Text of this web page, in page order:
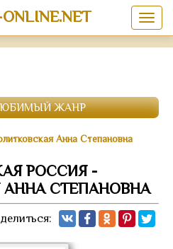
ЖАНР
Анна Степановна
РОССИЯ -
СТЕПАНОВНА